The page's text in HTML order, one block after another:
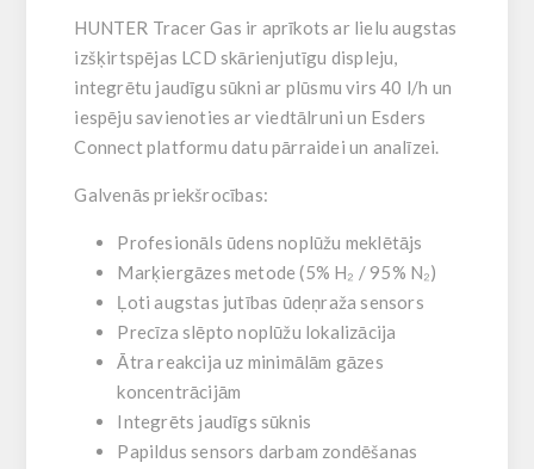
HUNTER Tracer Gas ir aprīkots ar lielu augstas
izšķirtspējas LCD skārienjutīgu displeju,
integrētu jaudīgu sūkni ar plūsmu virs 40 l/h un
iespēju savienoties ar viedtālruni un Esders
Connect platformu datu pārraidei un analīzei.
Galvenās priekšrocības:
Profesionāls ūdens noplūžu meklētājs
Marķiergāzes metode (5% H₂ / 95% N₂)
Ļoti augstas jutības ūdeņraža sensors
Precīza slēpto noplūžu lokalizācija
Ātra reakcija uz minimālām gāzes
koncentrācijām
Integrēts jaudīgs sūknis
Papildus sensors darbam zondēšanas